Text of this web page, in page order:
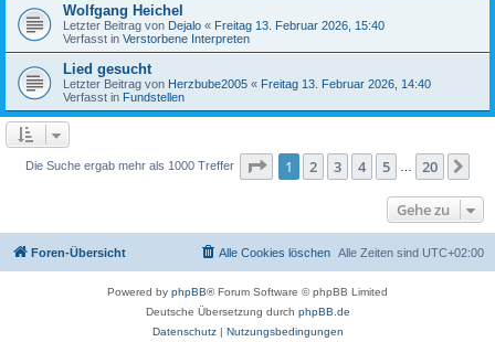
Wolfgang Heichel
Letzter Beitrag von Dejalo « Freitag 13. Februar 2026, 15:40
Verfasst in Verstorbene Interpreten
Lied gesucht
Letzter Beitrag von Herzbube2005 « Freitag 13. Februar 2026, 14:40
Verfasst in Fundstellen
Die Suche ergab mehr als 1000 Treffer Seite 1von 20
1 2 3 4 5 20
Gehe zu
Foren-Übersicht Alle Zeiten sind UTC+02:00
Alle Cookies löschen
Powered by phpBB® Forum Software © phpBB Limited
Deutsche Übersetzung durch phpBB.de
Datenschutz| Nutzungsbedingungen